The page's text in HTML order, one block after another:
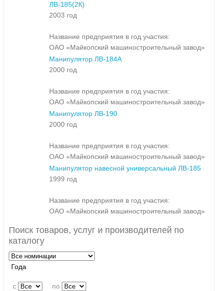
ЛВ-185(2К)
2003 год
Название предприятия в год участия:
ОАО «Майкопский машиностроительный завод»
Манипулятор ЛВ-184А
2000 год
Название предприятия в год участия:
ОАО «Майкопский машиностроительный завод»
Манипулятор ЛВ-190
2000 год
Название предприятия в год участия:
ОАО «Майкопский машиностроительный завод»
Манипулятор навесной универсальный ЛВ-185
1999 год
Название предприятия в год участия:
ОАО «Майкопский машиностроительный завод»
Поиск товаров, услуг и производителей по
каталогу
Года
c по